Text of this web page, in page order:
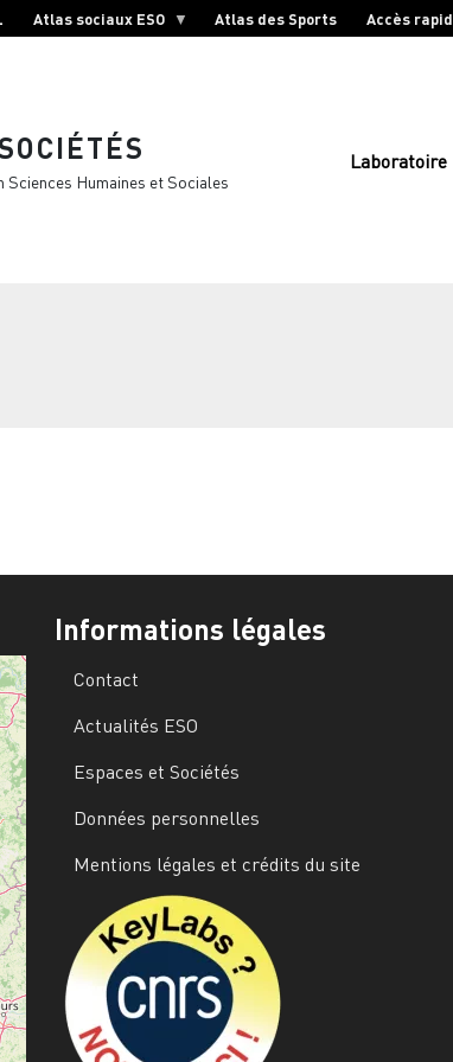
Atlas sociaux ESO Atlas des Sports Accès
Humaines et Sociales
Laboratoire
Informations légales
Contact
Actualités ESO
Espaces et Sociétés
Données personnelles
Mentions légales et crédits du site